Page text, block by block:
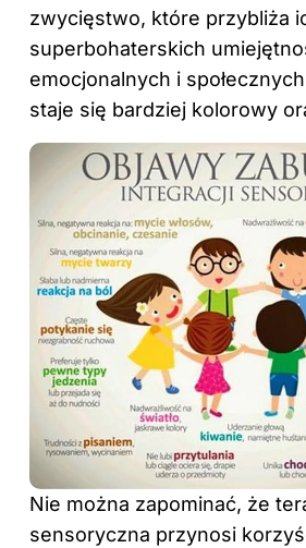
zwycięstwo, które przybliża
superbohaterskich
emocjonalnych i
staje się bardziej kolorowy
Nie można zapominać, że
sensoryczna przynosi